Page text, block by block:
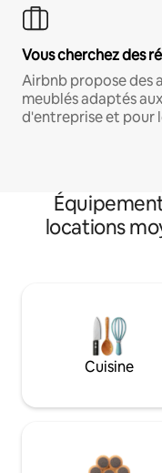
Vous cherchez des
Airbnb propose des
meublés adaptés
d'entreprise et pour
locations
Cuisine